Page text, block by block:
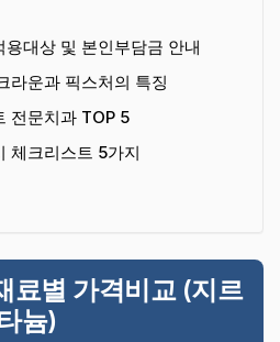
대상 및 본인부담금 안내
라운과 픽스처의 특징
전문치과 TOP 5
체크리스트 5가지
료별 가격비교 (지르
늄)